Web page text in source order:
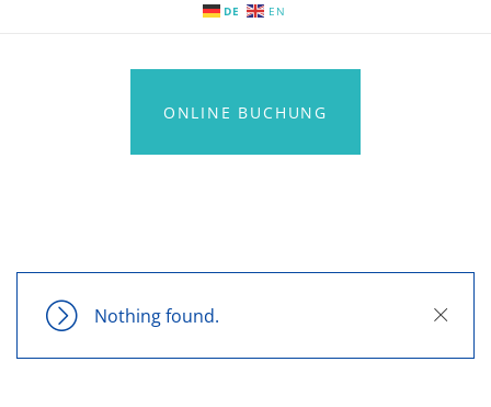
DE EN
ONLINE BUCHUNG
Close
Nothing found.